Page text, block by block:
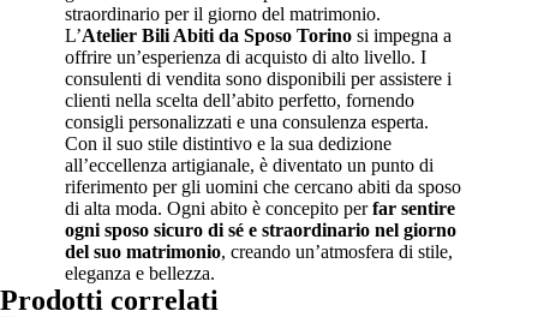
straordinario per il giorno del matrimonio.
L’Atelier Bili Abiti da Sposo Torinosi impegna a
offrire un’esperienza di acquisto di alto livello. I
consulenti di vendita sono disponibili per assistere i
clienti nella scelta dell’abito perfetto, fornendo
consigli personalizzati e una consulenza esperta.
Con il suo stile distintivo e la sua dedizione
all’eccellenza artigianale, è diventato un punto di
riferimento per gli uomini che cercano abiti da sposo
di alta moda. Ogni abito è concepito perfar sentire
ogni sposo sicuro di sé e straordinario nel giorno
del suo matrimonio, creando un’atmosfera di stile,
eleganza e bellezza.
Prodotti correlati